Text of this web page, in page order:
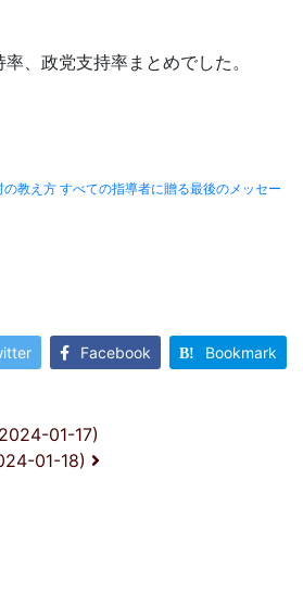
、政党支持率まとめでした。
Facebook Bookmark
ーション
01-17)
01-18)